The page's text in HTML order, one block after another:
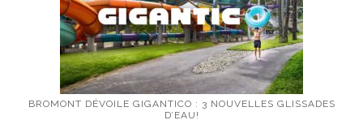
BROMONT DÉVOILE GIGANTICO : 3 NOUVELLES GLISSADES
D’EAU!